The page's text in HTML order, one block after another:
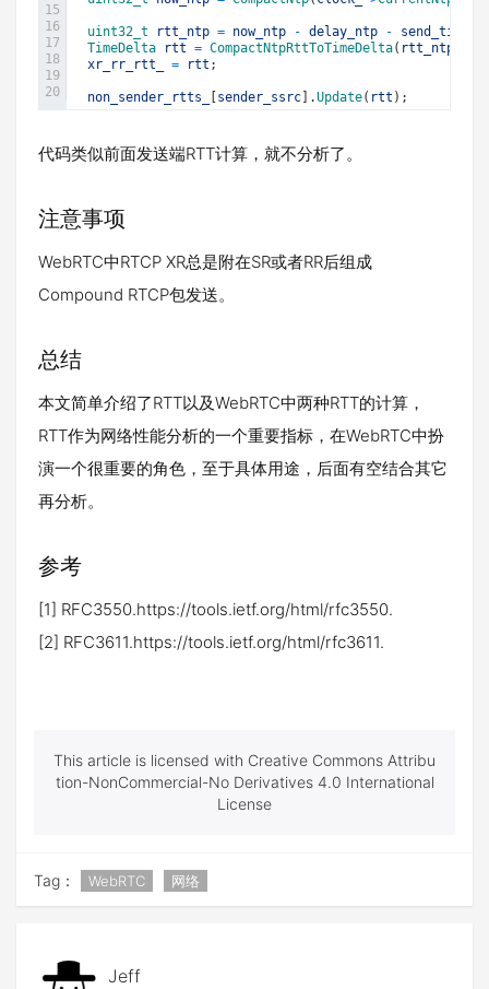
15
16
17
18
19
20
uint32_t rtt_ntp = now_ntp - delay_ntp -
TimeDelta
rtt = CompactNtpRttToTimeDelta( rtt_ntp
xr_rr_rtt_
= rtt ;
non_sender_rtts_ sender_ssrc .Update( rtt ) ;
代码类似前面发送端RTT计算，就不分析了。
注意事项
WebRTC中RTCP XR总是附在SR或者RR后组成
Compound RTCP包发送。
总结
本文简单介绍了RTT以及WebRTC中两种RTT的计算，
RTT作为网络性能分析的一个重要指标，在WebRTC中扮
演一个很重要的角色，至于具体用途，后面有空结合其它
再分析。
参考
[1] RFC3550.https://tools.ietf.org/html/rfc3550.
[2] RFC3611.https://tools.ietf.org/html/rfc3611.
This article is licensed with Creative Commons Attribu
tion-NonCommercial-No Derivatives 4.0 International
License
Tag： WebRTC 网络
Jeff